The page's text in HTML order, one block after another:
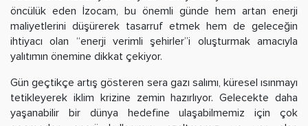
öncülük eden İzocam, bu önemli günde hem artan enerji
maliyetlerini düşürerek tasarruf etmek hem de geleceğin
ihtiyacı olan “enerji verimli şehirler”i oluşturmak amacıyla
yalıtımın önemine dikkat çekiyor.
Gün geçtikçe artış gösteren sera gazı salımı, küresel ısınmayı
tetikleyerek iklim krizine zemin hazırlıyor. Gelecekte daha
yaşanabilir bir dünya hedefine ulaşabilmemiz için çok